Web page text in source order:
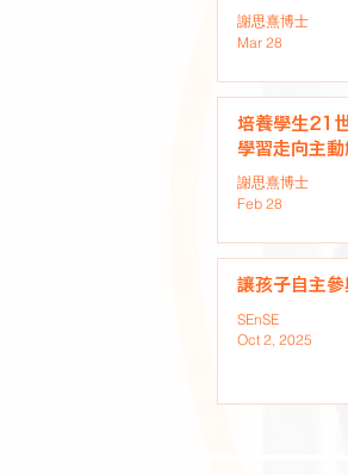
謝思熹博士
Mar 28
培養學生21
學習走向主
謝思熹博士
Feb 28
讓孩子自主
SEnSE
Oct 2, 2025